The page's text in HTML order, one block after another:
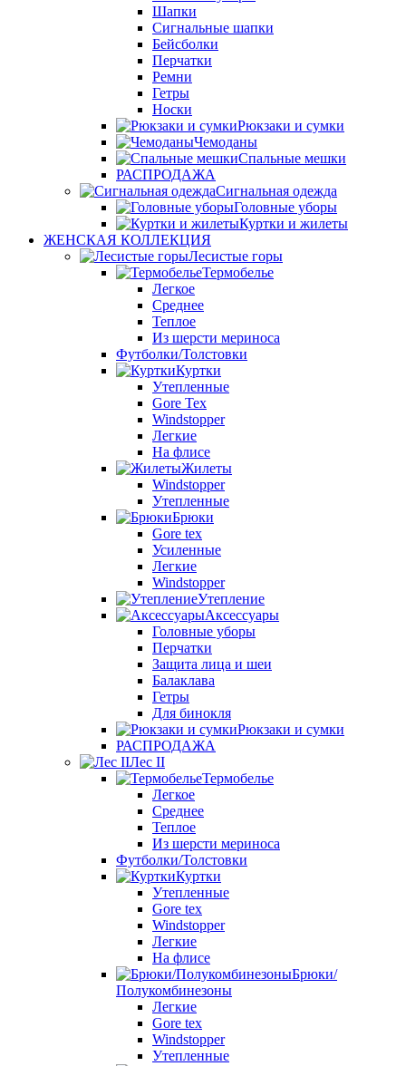
Шапки
Сигнальные шапки
Бейсболки
Перчатки
Ремни
Гетры
Носки
Рюкзаки и сумки
Чемоданы
Спальные мешки
РАСПРОДАЖА
Сигнальная одежда
Головные уборы
Куртки и жилеты
ЖЕНСКАЯ КОЛЛЕКЦИЯ
Лесистые горы
Термобелье
Легкое
Среднее
Теплое
Из шерсти мериноса
Футболки/Толстовки
Куртки
Утепленные
Gore Tex
Windstopper
Легкие
На флисе
Жилеты
Windstopper
Утепленные
Брюки
Gore tex
Усиленные
Легкие
Windstopper
Утепление
Аксессуары
Головные уборы
Перчатки
Защита лица и шеи
Балаклава
Гетры
Для бинокля
Рюкзаки и сумки
РАСПРОДАЖА
Лес II
Термобелье
Легкое
Среднее
Теплое
Из шерсти мериноса
Футболки/Толстовки
Куртки
Утепленные
Gore tex
Windstopper
Легкие
На флисе
Брюки/
Полукомбинезоны
Легкие
Gore tex
Windstopper
Утепленные